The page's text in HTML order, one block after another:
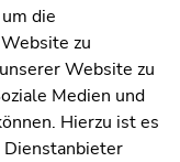
die
zu
Website zu
Medien und
Hierzu ist es